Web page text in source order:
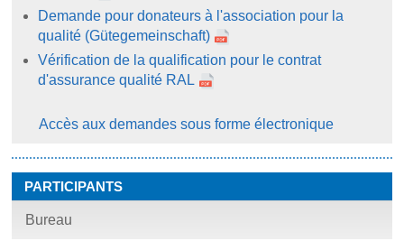
Demande pour donateurs à l'association pour la
qualité (Gütegemeinschaft)
Vérification de la qualification pour le contrat
d'assurance qualité RAL
Accès aux demandes sous forme électronique
PARTICIPANTS
Bureau